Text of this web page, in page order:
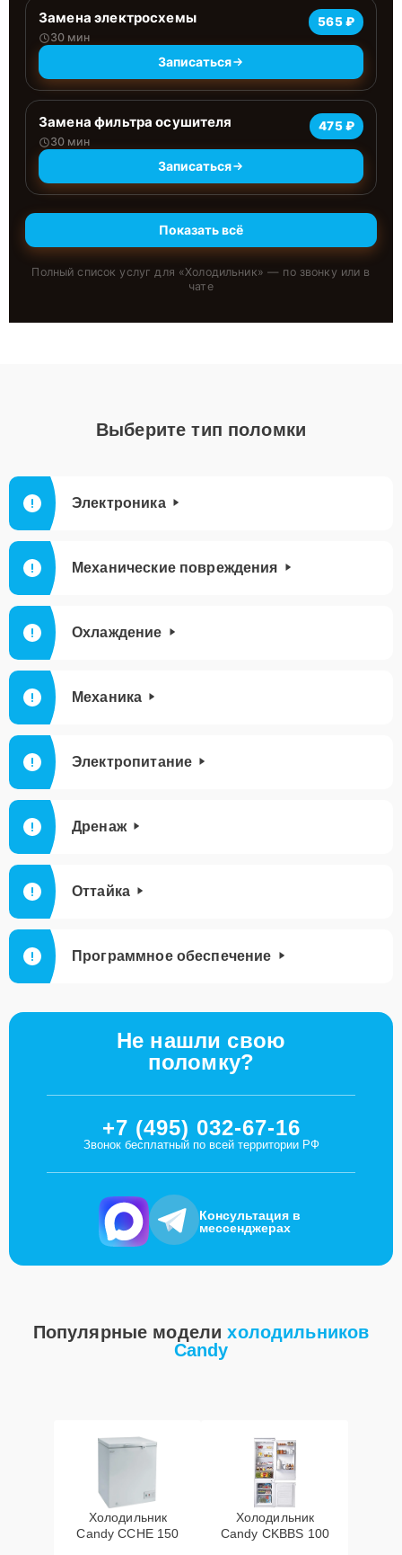
Замена электросхемы
30 мин
565 ₽
Записаться
Замена фильтра осушителя
30 мин
475 ₽
Записаться
Показать всё
Полный список услуг для «Холодильник» — по звонку или в
чате
Выберите тип поломки
Электроника
Механические повреждения
Охлаждение
Механика
Электропитание
Дренаж
Оттайка
Программное обеспечение
Не нашли свою
поломку?
+7 (495) 032-67-16
Звонок бесплатный по всей территории РФ
Консультация в
мессенджерах
Популярные моделихолодильников
Candy
Холодильник
Candy CCHE 150
Холодильник
Candy CKBBS 100